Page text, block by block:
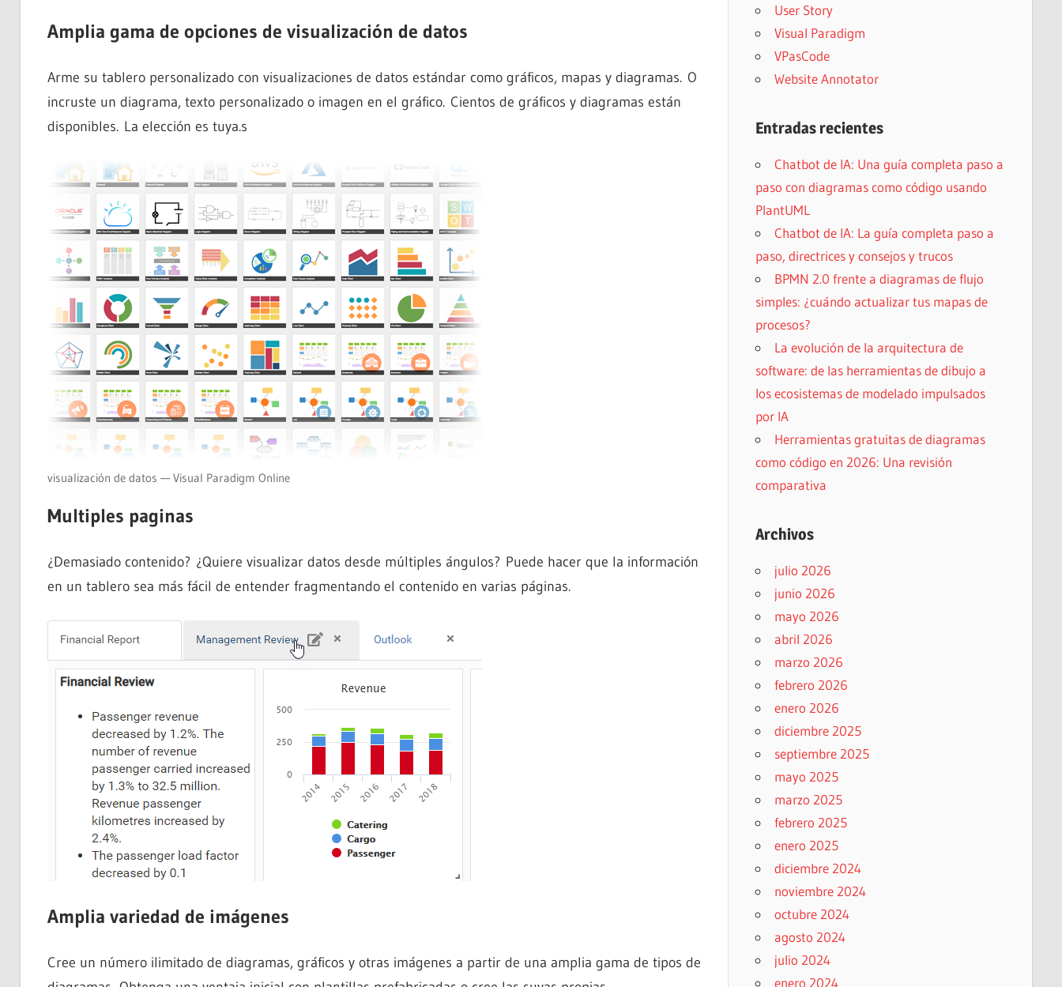
Amplia gama de opciones de visualización de datos
Arme su tablero personalizado con visualizaciones de datos estándar como gráficos, mapas y diagramas. O
incruste un diagrama, texto personalizado o imagen en el gráfico. Cientos de gráficos y diagramas están
disponibles. La elección es tuya.s
visualización de datos — Visual Paradigm Online
Multiples paginas
¿Demasiado contenido? ¿Quiere visualizar datos desde múltiples ángulos? Puede hacer que la información
en un tablero sea más fácil de entender fragmentando el contenido en varias páginas.
Amplia variedad de imágenes
Cree un número ilimitado de diagramas, gráficos y otras imágenes a partir de una amplia gama de tipos de
User Story
Visual Paradigm
VPasCode
Website Annotator
Entradas recientes
Chatbot de IA: Una guía completa paso a
paso con diagramas como código usando
PlantUML
Chatbot de IA: La guía completa paso a
paso, directrices y consejos y trucos
BPMN 2.0 frente a diagramas de flujo
simples: ¿cuándo actualizar tus mapas de
procesos?
La evolución de la arquitectura de
software: de las herramientas de dibujo a
los ecosistemas de modelado impulsados
por IA
Herramientas gratuitas de diagramas
como código en 2026: Una revisión
comparativa
Archivos
julio 2026
junio 2026
mayo 2026
abril 2026
marzo 2026
febrero 2026
enero 2026
diciembre 2025
septiembre 2025
mayo 2025
marzo 2025
febrero 2025
enero 2025
diciembre 2024
noviembre 2024
octubre 2024
agosto 2024
julio 2024
enero 2024